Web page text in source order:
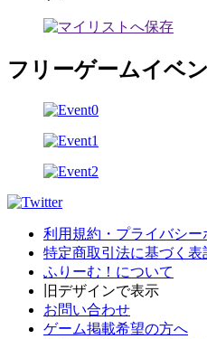
フリーゲームイベ
利用規約・プライバシー
特定商取引法に基づく表
ふりーむ！について
旧デザインで表示
お問い合わせ
ゲーム掲載希望の方へ